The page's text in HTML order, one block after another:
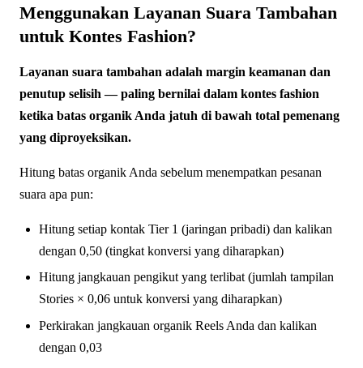
Menggunakan Layanan Suara Tambahan
untuk Kontes Fashion?
Layanan suara tambahan adalah margin keamanan dan
penutup selisih — paling bernilai dalam kontes fashion
ketika batas organik Anda jatuh di bawah total pemenang
yang diproyeksikan.
Hitung batas organik Anda sebelum menempatkan pesanan
suara apa pun:
Hitung setiap kontak Tier 1 (jaringan pribadi) dan kalikan
dengan 0,50 (tingkat konversi yang diharapkan)
Hitung jangkauan pengikut yang terlibat (jumlah tampilan
Stories × 0,06 untuk konversi yang diharapkan)
Perkirakan jangkauan organik Reels Anda dan kalikan
dengan 0,03